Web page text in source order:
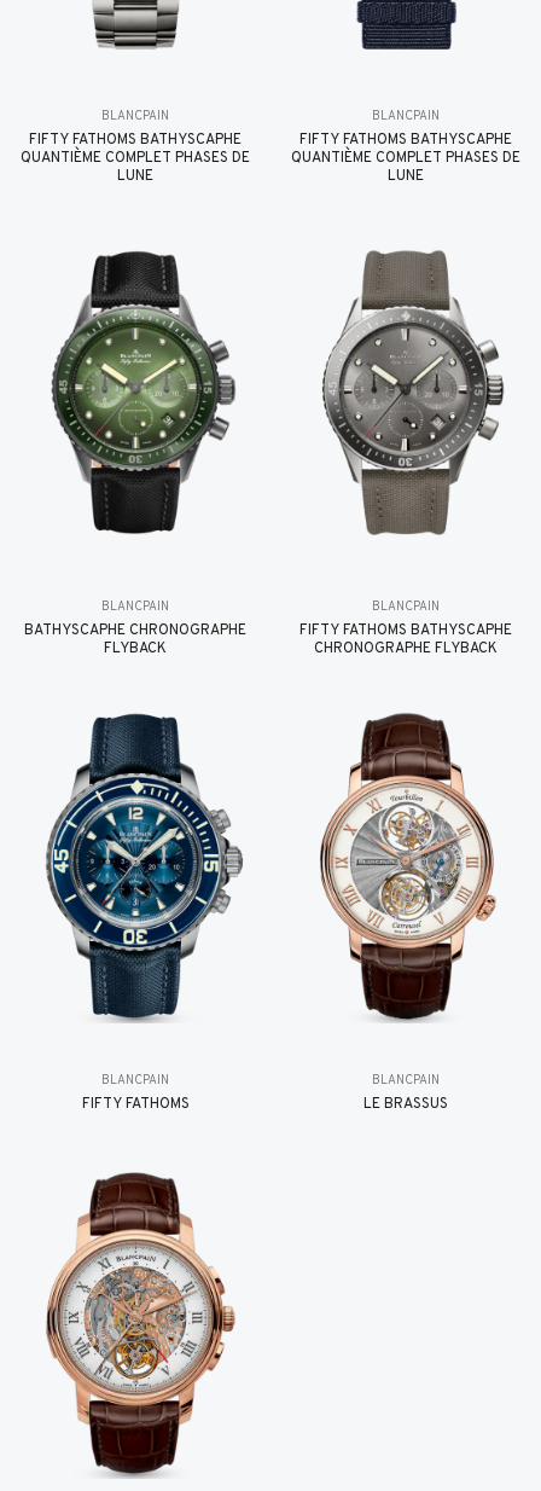
BLANCPAIN
FIFTY FATHOMS BATHYSCAPHE
QUANTIÈME COMPLET PHASES DE
LUNE
BLANCPAIN
FIFTY FATHOMS BATHYSCAPHE
QUANTIÈME COMPLET PHASES DE
LUNE
BLANCPAIN
BATHYSCAPHE CHRONOGRAPHE
FLYBACK
BLANCPAIN
FIFTY FATHOMS BATHYSCAPHE
CHRONOGRAPHE FLYBACK
BLANCPAIN
FIFTY FATHOMS
BLANCPAIN
LE BRASSUS